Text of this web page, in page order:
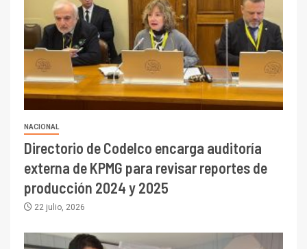
NACIONAL
Directorio de Codelco encarga auditoría
externa de KPMG para revisar reportes de
producción 2024 y 2025
22 julio, 2026